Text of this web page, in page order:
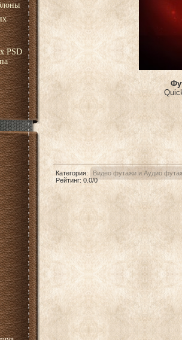
PSD
Категория:
Видео футажи и Аудио
Рейтинг: 0.0/0